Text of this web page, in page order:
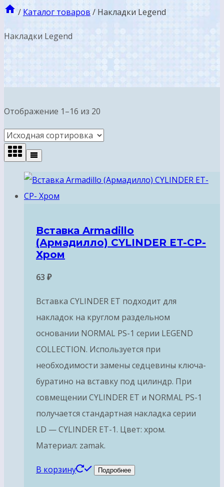
/ Каталог товаров / Накладки Legend
Накладки Legend
Отображение 1–16 из 20
Вставка Armadillo
(Армадилло) CYLINDER ET-CP-
Хром
63 ₽
Вставка CYLINDER ET подходит для
накладок на круглом раздельном
основании NORMAL PS-1 серии LEGEND
COLLECTION. Используется при
необходимости замены седцевины ключа-
буратино на вставку под цилиндр. При
совмещении CYLINDER ET и NORMAL PS-1
получается стандартная накладка серии
LD — CYLINDER ET-1. Цвет: хром.
Материал: zamak.
В корзину Подробнее